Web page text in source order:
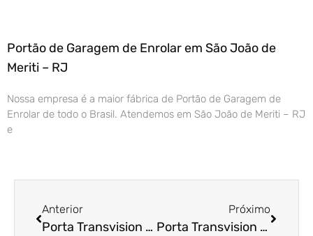
Portão de Garagem de Enrolar em São João de
Meriti – RJ
Nossa empresa é a maior fábrica de Portão de Garagem de
Enrolar de todo o Brasil. Atendemos em São João de Meriti – RJ
e
Anterior
Porta Transvision em Iguape – SP
Próximo
Porta Transvision em Rio das Pedras – SP